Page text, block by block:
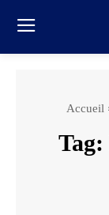
Accueil
Tag: